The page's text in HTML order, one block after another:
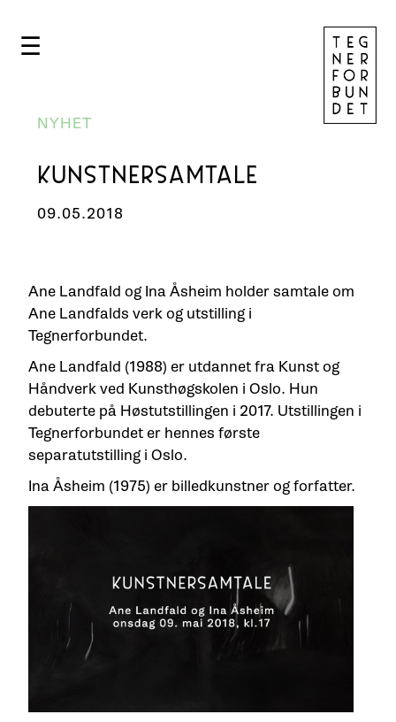
☰
NYHET
KUNSTNERSAMTALE
09.05.2018
Ane Landfald og Ina Åsheim holder samtale om
Ane Landfalds verk og utstilling i
Tegnerforbundet.
Ane Landfald (1988) er utdannet fra Kunst og
Håndverk ved Kunsthøgskolen i Oslo. Hun
debuterte på Høstutstillingen i 2017. Utstillingen i
Tegnerforbundet er hennes første
separatutstilling i Oslo.
Ina Åsheim (1975) er billedkunstner og forfatter.